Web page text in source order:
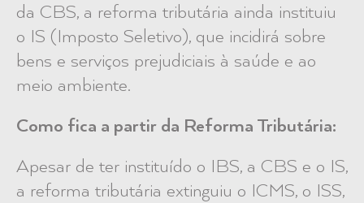
da CBS, a reforma tributária ainda instituiu
o IS (Imposto Seletivo), que incidirá sobre
bens e serviços prejudiciais à saúde e ao
meio ambiente.
Como fica a partir da Reforma Tributária:
Apesar de ter instituído o IBS, a CBS e o IS,
a reforma tributária extinguiu o ICMS, o ISS,